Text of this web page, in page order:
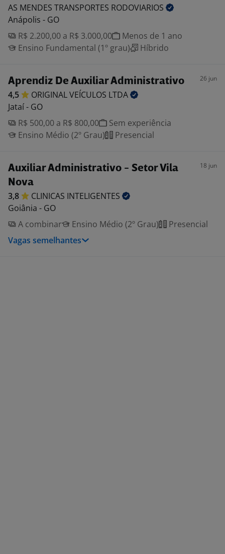
AS MENDES TRANSPORTES RODOVIARIOS
Anápolis - GO
R$ 2.200,00 a R$ 3.000,00
Menos de 1 ano
Ensino Fundamental (1º grau)
Híbrido
Aprendiz De Auxiliar Administrativo 26 jun
4,5 ORIGINAL VEÍCULOS LTDA
Jataí - GO
R$ 500,00 a R$ 800,00
Sem experiência
Ensino Médio (2º Grau)
Presencial
Auxiliar Administrativo - Setor Vila
Nova
18 jun
3,8 CLINICAS INTELIGENTES
Goiânia - GO
A combinar
Ensino Médio (2º Grau)
Presencial
Vagas semelhantes